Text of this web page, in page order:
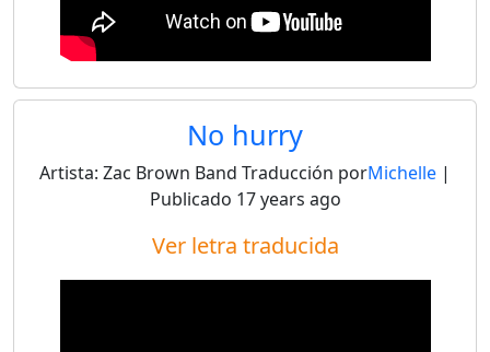
No hurry
Artista: Zac Brown Band Traducción porMichelle |
Publicado 17 years ago
Ver letra traducida